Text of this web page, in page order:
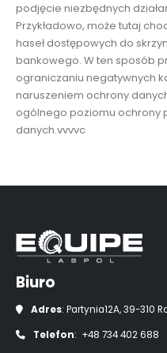
podjęcie niezbędnych
Przykładowo, może tutaj
haseł dostępowych do
bankowego. W ten sposób
ograniczaniu negatywnych
naruszeniem ochrony
ogólnego poziomu ochrony
danych.vvvvc
Biuro
Adres: Partynia12A, 39-310
Telefon: +48 734 402 688